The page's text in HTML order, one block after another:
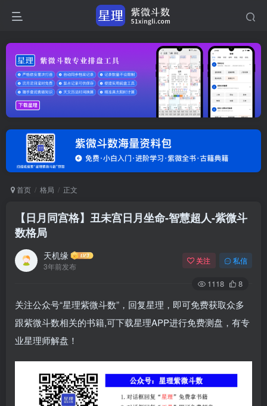
首页 格局 正文
【日月同宫格】丑未宫日月坐命-智慧超人-紫微斗
数格局
天机缘
3年前发布
关注 私信
1118 8
关注公众号“星理紫微斗数”，回复星理，即可免费获取众多
跟紫微斗数相关的书籍,可下载星理APP进行免费测盘，有专
业星理师解盘！